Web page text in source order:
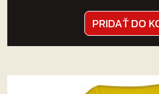
PRIDAŤ DO